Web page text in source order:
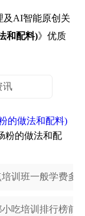
及AI智能原创关
和配料)》优质
讯
的做法和配料)
粉的做法和配
训班一般学费多
吃培训排行榜前